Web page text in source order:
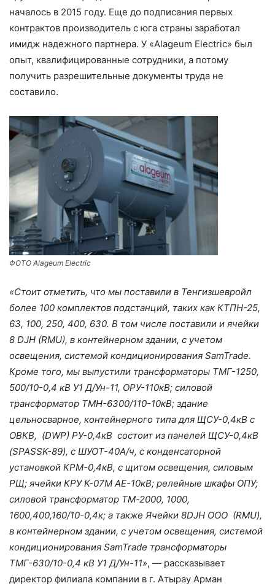
началось в 2015 году. Еще до подписания первых
контрактов производитель с юга страны заработал
имидж надежного партнера. У «Alageum Electric» был
опыт, квалифицированные сотрудники, а потому
получить разрешительные документы труда не
составило.
ФОТО Alageum Electric
«Стоит отметить, что мы поставили в Тенгизшевройл
более 100 комплектов подстанций, таких как КТПН-25,
63, 100, 250, 400, 630. В том числе поставили и ячейки
8 DJH (RMU), в контейнерном здании, с учетом
освещения, системой кондиционирования SamTrade.
Кроме того, мы выпустили трансформаторы ТМГ-1250,
500/10-0,4 кВ У1 Д/Ун-11, ОРУ-110кВ; силовой
трансформатор ТМН-6300/110-10кВ; здание
цельносварное, контейнерного типа для ЩСУ-0,4кВ с
ОВКВ, (DWP) РУ-0,4кВ состоит из панелей ЩСУ-0,4кВ
(SPASSK-89), с ШУОТ-40А/ч, с конденсаторной
установкой КРМ-0,4кВ, с щитом освещения, силовым
РЩ; ячейки КРУ К-07М АЕ-10кВ; релейные шкафы ОПУ;
силовой трансформатор ТМ-2000, 1000,
1600,400,160/10-0,4к; а также Ячейки 8DJH ООО (RMU),
в контейнерном здании, с учетом освещения, системой
кондиционирования SamTrade трансформаторы
ТМГ-630/10-0,4 кВ У1 Д/Ун-11», — рассказывает
директор филиала компании в г. Атырау Арман